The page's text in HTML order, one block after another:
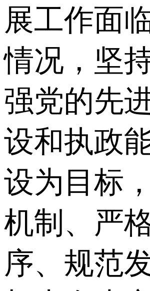
展工作面
情况，坚
强党的先
设和执政
设为目标
机制、严
序、规范